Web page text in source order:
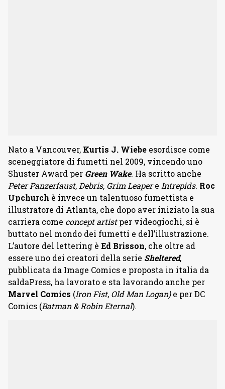
Nato a Vancouver, Kurtis J. Wiebe esordisce come
sceneggiatore di fumetti nel 2009, vincendo uno
Shuster Award per Green Wake. Ha scritto anche
Peter Panzerfaust, Debris, Grim Leapere Intrepids. Roc
Upchurch è invece un talentuoso fumettista e
illustratore di Atlanta, che dopo aver iniziato la sua
carriera come concept artistper videogiochi, si è
buttato nel mondo dei fumetti e dell’illustrazione.
L’autore del lettering è Ed Brisson, che oltre ad
essere uno dei creatori della serie Sheltered,
pubblicata da Image Comics e proposta in italia da
saldaPress, ha lavorato e sta lavorando anche per
Marvel Comics (Iron Fist, Old Man Logan)e per DC
Comics (Batman & Robin Eternal).